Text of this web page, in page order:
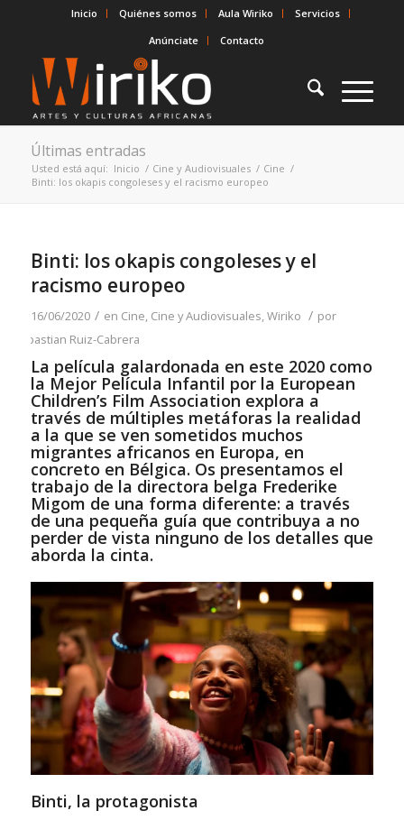
Inicio Quiénes somos Aula Wiriko
Servicios
Anúnciate
Contacto
Últimas entradas
Usted está aquí: Inicio / Cine y Audiovisuales / Cine /
Binti: los okapis congoleses y el racismo europeo
Binti: los okapis congoleses y el
racismo europeo
16/06/2020 / en Cine, Cine y Audiovisuales,Wiriko / por
Sebastian Ruiz-Cabrera
La película galardonada en este 2020 como
la Mejor Película Infantil por la European
Children’s Film Association explora a
través de múltiples metáforas la realidad
a la que se ven sometidos muchos
migrantes africanos en Europa, en
concreto en Bélgica. Os presentamos el
trabajo de la directora belga Frederike
Migom de una forma diferente: a través
de una pequeña guía que contribuya a no
perder de vista ninguno de los detalles que
aborda la cinta.
Binti, la protagonista